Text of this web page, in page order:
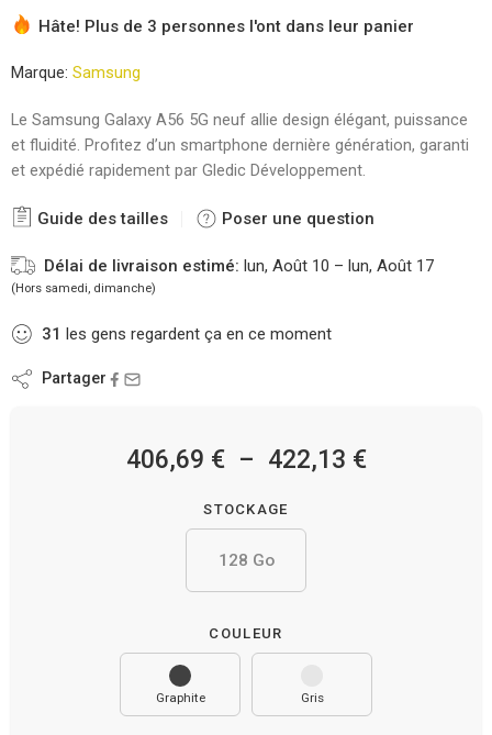
Hâte! Plus de 3 personnes l'ont dans leur panier
Marque: Samsung
Le Samsung Galaxy A56 5G neuf allie design élégant, puissance
et fluidité. Profitez d’un smartphone dernière génération, garanti
et expédié rapidement par Gledic Développement.
Guide des tailles Poser une question
Délai de livraison estimé: lun, Août 10 – lun, Août 17
(Hors samedi, dimanche)
31 les gens regardent ça en ce moment
Partager
406,69 € – 422,13 €
STOCKAGE
128 Go
COULEUR
Graphite Gris